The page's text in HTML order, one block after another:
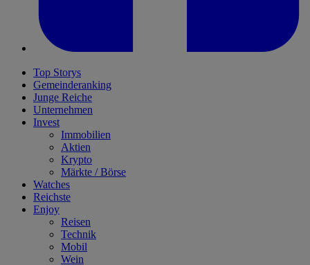
Top Storys
Gemeinderanking
Junge Reiche
Unternehmen
Invest
Immobilien
Aktien
Krypto
Märkte / Börse
Watches
Reichste
Enjoy
Reisen
Technik
Mobil
Wein